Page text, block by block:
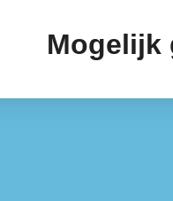
Mogelijk